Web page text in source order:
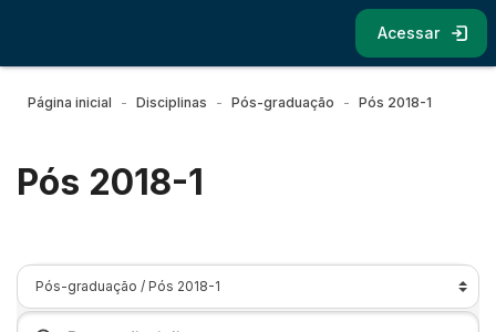
Acessar
Página inicial Disciplinas Pós-graduação Pós 2018-1
Pós 2018-1
Categorias de Disciplinas